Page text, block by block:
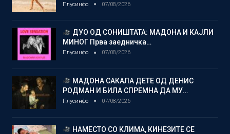
Плусинфо 07/08/2026
ДУО ОД СОНИШТАТА: МАДОНА И КАЈЛИ
МИНОГ Прва заедничка…
Плусинфо 07/08/2026
МАДОНА САКАЛА ДЕТЕ ОД ДЕНИС
РОДМАН И БИЛА СПРЕМНА ДА МУ…
Плусинфо 07/08/2026
НАМЕСТО СО КЛИМА, КИНЕЗИТЕ СЕ